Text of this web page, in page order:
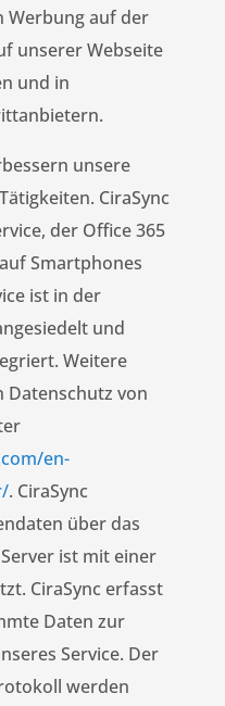
Werbung auf der
unserer Webseite
und in
unsere
CiraSync
der Office 365
Smartphones
ist in der
und
Weitere
von
en-
. CiraSync
über das
ist mit einer
CiraSync erfasst
Daten zur
Service. Der
werden